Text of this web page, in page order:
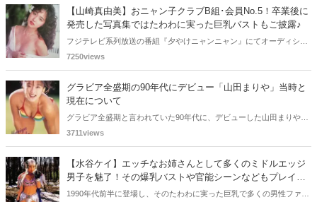
回の記事では、そんな大原麻琴さんの軌跡をエッチな目線を含めて振
り返っていきます。
【山崎真由美】おニャン子クラブB組･会員No.5！卒業後に
発売した写真集ではたわわに実った巨乳バストもご披露♪
フジテレビ系列放送の番組『夕やけニャンニャン』にてオーディショ
ンに合格し、中学生版のB組・会員No.5としてご活躍した山崎真由美
の後は写真集で官能ショットを披露し、その巨乳ぶりは多くの男性フ
ァンを魅了しました。今回の記事は、そんな山崎真由美さんについて
です。
7250views
グラビア全盛期の90年代にデビュー「山田まりや」当時と
現在について
グラビア全盛期と言われていた90年代に、デビューした山田まりやさ
ん。バストが大きいという意識もなかったと言う山田まりやさんのグ
た。グラビアやバラエティにひっぱりだこだった、天真爛漫な山田ま
りやさんをみていきましょう。
3711views
【水谷ケイ】エッチなお姉さんとして多くのミドルエッジ
男子を魅了！その爆乳バストや官能シーンなどもプレイバ
ック！
1990年代前半に登場し、そのたわわに実った巨乳で多くの男性ファン